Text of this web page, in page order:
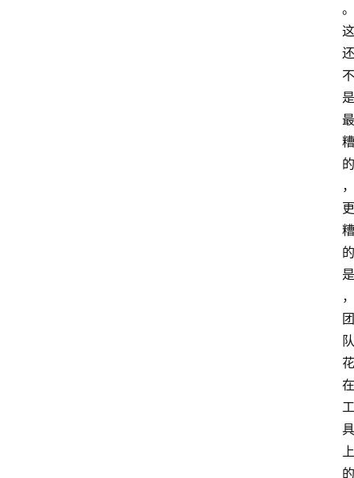
。
这
还
不
是
最
糟
的
，
更
糟
的
是
，
团
队
花
在
工
具
上
的